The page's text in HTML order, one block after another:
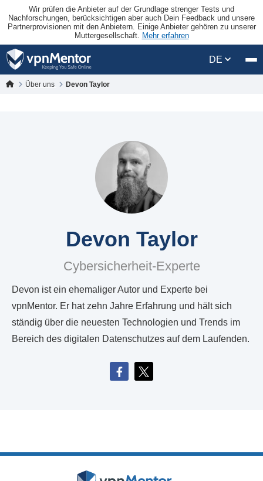
Wir prüfen die Anbieter auf der Grundlage strenger Tests und
Nachforschungen, berücksichtigen aber auch Dein Feedback und unsere
Partnerprovisionen mit den Anbietern. Einige Anbieter gehören zu unserer
Muttergesellschaft. Mehr erfahren
DE
Über uns Devon Taylor
Devon Taylor
Cybersicherheit-Experte
Devon ist ein ehemaliger Autor und Experte bei
vpnMentor. Er hat zehn Jahre Erfahrung und hält sich
ständig über die neuesten Technologien und Trends im
Bereich des digitalen Datenschutzes auf dem Laufenden.